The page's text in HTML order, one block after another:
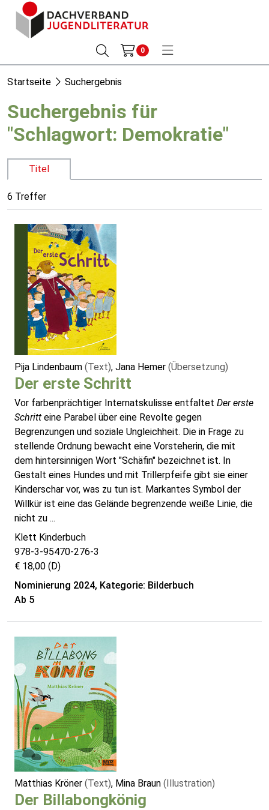
0
Startseite Suchergebnis
Suchergebnis für
"Schlagwort: Demokratie"
Titel
6 Treffer
Pija Lindenbaum (Text), Jana Hemer (Übersetzung)
Der erste Schritt
Vor farbenprächtiger Internatskulisse entfaltet Der erste
Schritt eine Parabel über eine Revolte gegen
Begrenzungen und soziale Ungleichheit. Die in Frage zu
stellende Ordnung bewacht eine Vorsteherin, die mit
dem hintersinnigen Wort "Schäfin" bezeichnet ist. In
Gestalt eines Hundes und mit Trillerpfeife gibt sie einer
Kinderschar vor, was zu tun ist. Markantes Symbol der
Willkür ist eine das Gelände begrenzende weiße Linie, die
nicht zu ...
Klett Kinderbuch
978-3-95470-276-3
€ 18,00 (D)
Nominierung 2024, Kategorie: Bilderbuch
Ab 5
Matthias Kröner (Text), Mina Braun (Illustration)
Der Billabongkönig